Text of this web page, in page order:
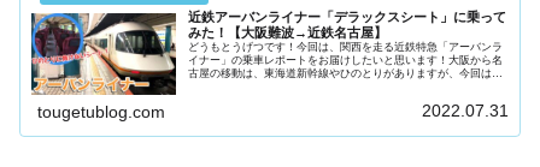
近鉄アーバンライナー「デラックスシート」に乗って
みた！【大阪難波→近鉄名古屋】
どうもとうげつです！今回は、関西を走る近鉄特急「アーバンラ
イナー」の乗車レポートをお届けしたいと思います！大阪から名
古屋の移動は、東海道新幹線やひのとりがありますが、今回は一
tougetublog.com 2022.07.31